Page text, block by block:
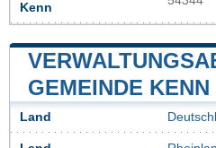
Kenn
GEMEINDE KENN
Land